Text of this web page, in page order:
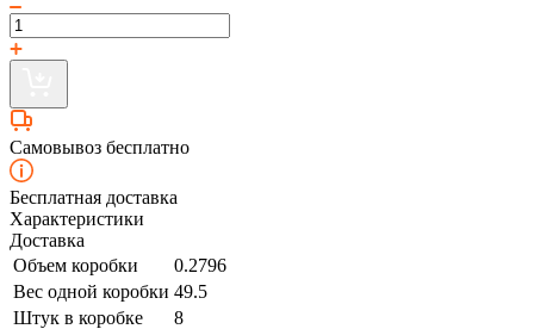
Самовывоз бесплатно
Бесплатная доставка
Характеристики
Доставка
Объем коробки
0.2796
Вес одной коробки 49.5
Штук в коробке
8